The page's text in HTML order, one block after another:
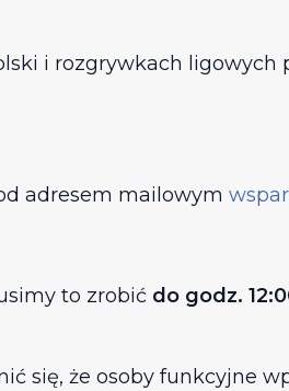
i rozgrywkach ligowych
adresem mailowym
to zrobić do godz.
się, że osoby funkcyjne